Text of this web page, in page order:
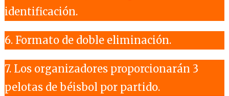
identificación.
6. Formato de doble eliminación.
7. Los organizadores proporcionarán 3
pelotas de béisbol por partido.